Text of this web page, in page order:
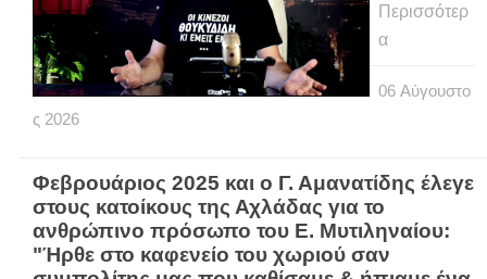
Περισσότερ
α
06 Αύγουστο
ς 2026
Φεβρουάριος 2025 και ο Γ. Αμανατίδης έλεγε
στους κατοίκους της Αχλάδας για το
ανθρώπινο πρόσωπο του Ε. Μυτιληναίου:
"Ήρθε στο καφενείο του χωριού σαν